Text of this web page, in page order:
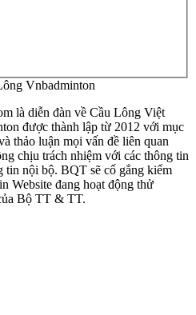
Vnbadminton
là diễn đàn về Cầu Lông Việt
được thành lập từ 2012 với mục
thảo luận mọi vấn đề liên quan
chịu trách nhiệm với các thông tin
tin nội bộ. BQT sẽ cố gắng kiểm
Website đang hoạt động thử
Bộ TT & TT.